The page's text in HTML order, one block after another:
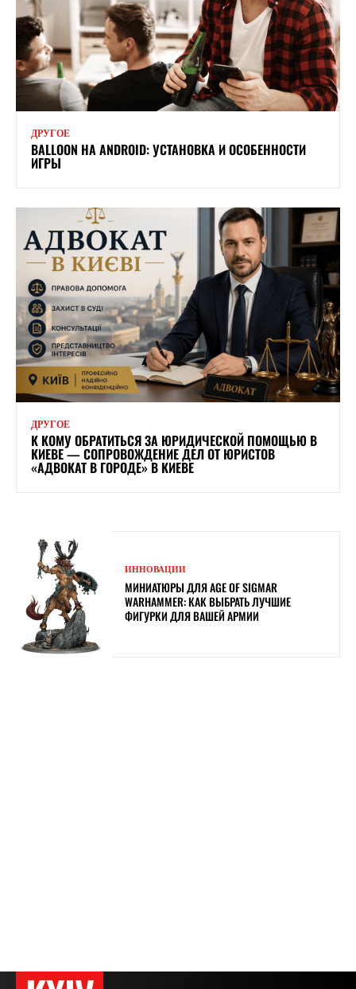
ДРУГОЕ
BALLOON НА ANDROID: УСТАНОВКА И ОСОБЕННОСТИ
ИГРЫ
ДРУГОЕ
К КОМУ ОБРАТИТЬСЯ ЗА ЮРИДИЧЕСКОЙ ПОМОЩЬЮ В
КИЕВЕ — СОПРОВОЖДЕНИЕ ДЕЛ ОТ ЮРИСТОВ
«АДВОКАТ В ГОРОДЕ» В КИЕВЕ
ИННОВАЦИИ
МИНИАТЮРЫ ДЛЯ AGE OF SIGMAR
WARHAMMER: КАК ВЫБРАТЬ ЛУЧШИЕ
ФИГУРКИ ДЛЯ ВАШЕЙ АРМИИ